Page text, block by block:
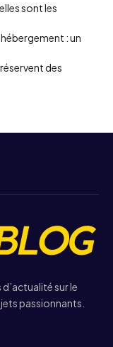
sont les
: un
des
sur le
passionnants.